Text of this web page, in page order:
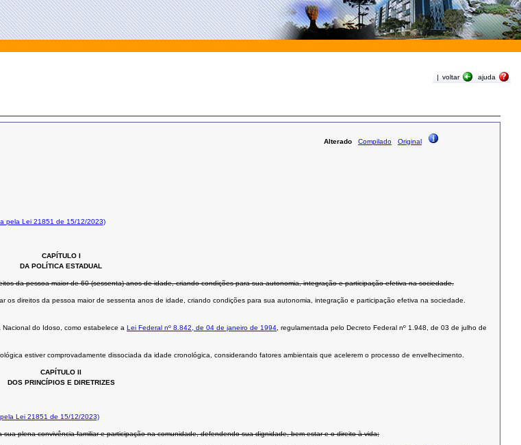
| voltar ajuda
Alterado Compilado Original
pela Lei 21851 de 15/12/2023)
CAPÍTULO I
DA POLÍTICA ESTADUAL
da pessoa maior de 60 (sessenta) anos de idade, criando condições para sua autonomia, integração e participação efetiva na sociedade.
direitos da pessoa maior de sessenta anos de idade, criando condições para sua autonomia, integração e participação efetiva na sociedade.
do Idoso, como estabelece a Lei Federal nº 8.842, de 04 de janeiro de 1994 , regulamentada pelo Decreto Federal nº 1.948, de 03 de julho de
estiver comprovadamente dissociada da idade cronológica, considerando fatores ambientais que acelerem o processo de envelhecimento.
CAPÍTULO II
DOS PRINCÍPIOS E DIRETRIZES
Lei 21851 de 15/12/2023)
plena convivência familiar e participação na comunidade, defendendo sua dignidade, bem-estar e o direito à vida;